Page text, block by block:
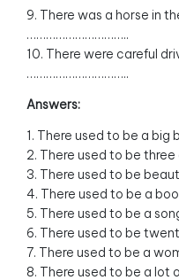
9. There was a horse in
…………………………..
10. There were careful
…………………………..
Answers:
1. There used to be a big
2. There used to be
3. There used to be
4. There used to be a
5. There used to be a
6. There used to be
7. There used to be a
8. There used to be a lot